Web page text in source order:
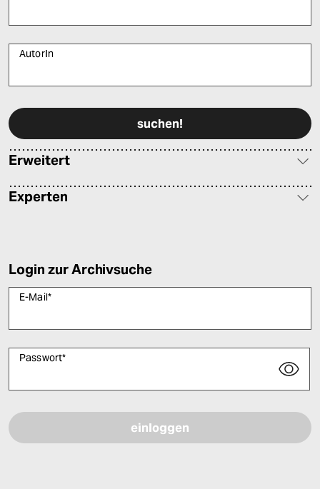
AutorIn
Erweitert
Experten
Login zur Archivsuche
E-Mail*
Passwort*